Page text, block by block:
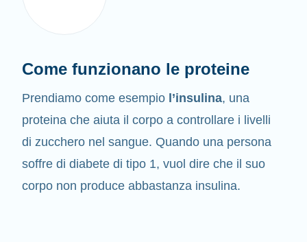
Come funzionano le proteine
Prendiamo come esempio l’insulina, una
proteina che aiuta il corpo a controllare i livelli
di zucchero nel sangue. Quando una persona
soffre di diabete di tipo 1, vuol dire che il suo
corpo non produce abbastanza insulina.